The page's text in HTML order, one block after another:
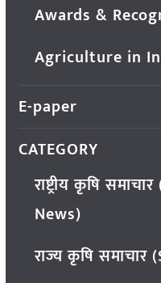
Awards &
Agriculture in
E-paper
CATEGORY
राष्ट्रीय कृषि
News)
राज्य कृषि